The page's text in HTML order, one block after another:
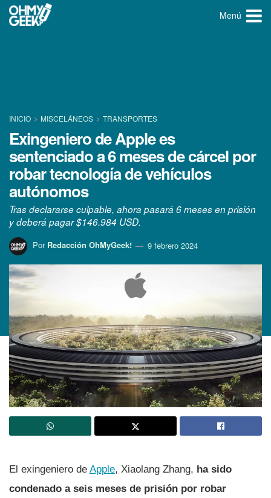
Menú
INICIO MISCELÁNEOS TRANSPORTES
Exingeniero de Apple es
sentenciado a 6 meses de cárcel por
robar tecnología de vehículos
autónomos
Tras declararse culpable, ahora pasará 6 meses en prisión
y deberá pagar $146.984 USD.
Por Redacción OhMyGeek! 9 febrero 2024
El exingeniero de Apple, Xiaolang Zhang, ha sido
condenado a seis meses de prisión por robar